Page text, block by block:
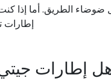
الطريق. أما إذا
إطارات
إطارات